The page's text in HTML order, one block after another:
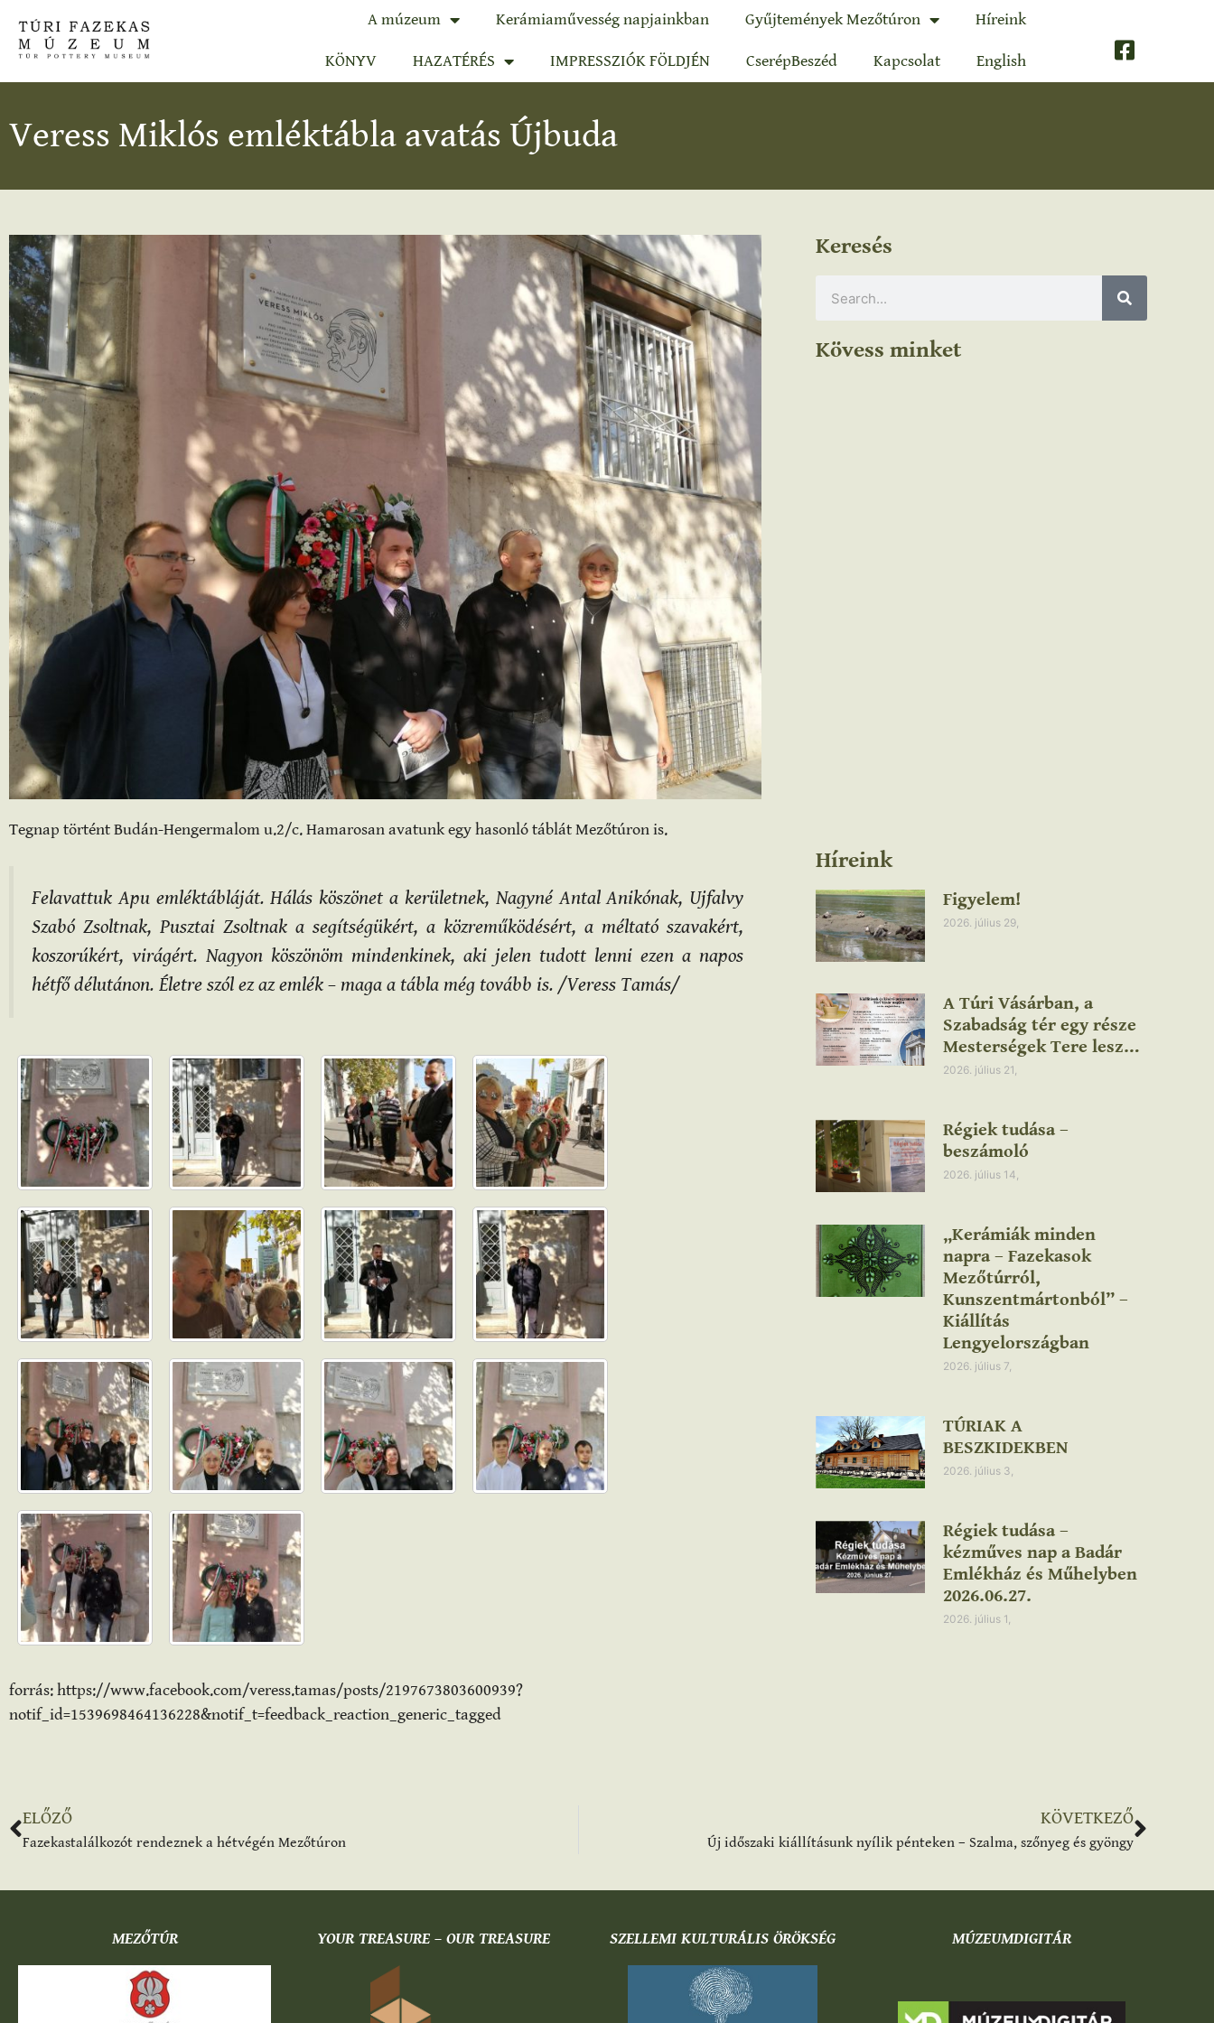
A múzeum Kerámiaművesség napjainkban Gyűjtemények Mezőtúron Híreink
KÖNYV HAZATÉRÉS IMPRESSZIÓK FÖLDJÉN CserépBeszéd Kapcsolat English
Veress Miklós emléktábla avatás Újbuda
Tegnap történt Budán-Hengermalom u.2/c. Hamarosan avatunk egy hasonló táblát Mezőtúron is.
Felavattuk Apu emléktábláját. Hálás köszönet a kerületnek, Nagyné Antal Anikónak, Ujfalvy
Szabó Zsoltnak, Pusztai Zsoltnak a segítségükért, a közreműködésért, a méltató szavakért,
koszorúkért, virágért. Nagyon köszönöm mindenkinek, aki jelen tudott lenni ezen a napos
hétfő délutánon. Életre szól ez az emlék – maga a tábla még tovább is. /Veress Tamás/
forrás: https://www.facebook.com/veress.tamas/posts/2197673803600939?
notif_id=1539698464136228&notif_t=feedback_reaction_generic_tagged
Keresés
Kövess minket
Híreink
Figyelem!
2026. július 29,
A Túri Vásárban, a
Szabadság tér egy része
Mesterségek Tere lesz…
2026. július 21,
Régiek tudása –
beszámoló
2026. július 14,
„Kerámiák minden
napra – Fazekasok
Mezőtúrról,
Kunszentmártonból” –
Kiállítás
Lengyelországban
2026. július 7,
TÚRIAK A
BESZKIDEKBEN
2026. július 3,
Régiek tudása –
kézműves nap a Badár
Emlékház és Műhelyben
2026.06.27.
2026. július 1,
ELŐZŐ
Fazekastalálkozót rendeznek a hétvégén Mezőtúron
KÖVETKEZŐ
Új időszaki kiállításunk nyílik pénteken – Szalma, szőnyeg és gyöngy
MEZŐTÚR YOUR TREASURE – OUR TREASURE SZELLEMI KULTURÁLIS ÖRÖKSÉG MÚZEUMDIGITÁR